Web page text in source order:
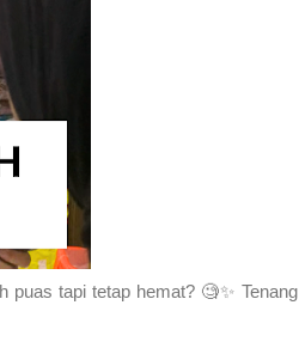
puas tapi tetap hemat? 🧐✨ Tenang